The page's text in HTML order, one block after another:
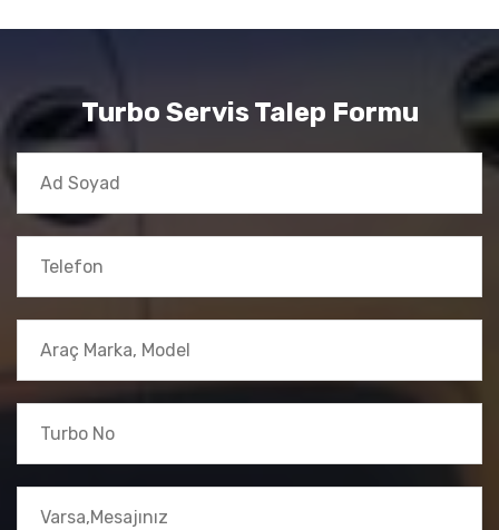
Turbo Servis Talep Formu